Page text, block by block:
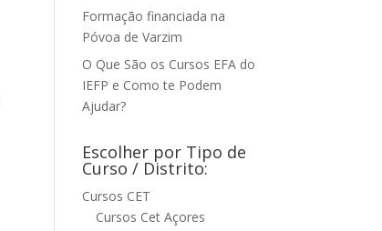
Formação financiada na
Póvoa de Varzim
O Que São os Cursos EFA do
IEFP e Como te Podem
Ajudar?
Escolher por Tipo de
Curso / Distrito:
Cursos CET
Cursos Cet Açores